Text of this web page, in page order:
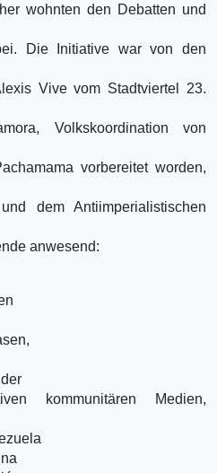
wohnten den Debatten und
Die Initiative war von den
Vive vom Stadtviertel 23.
Volkskoordination von
vorbereitet worden,
dem Antiimperialistischen
anwesend:
kommunitären Medien,